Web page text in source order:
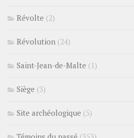
Révolte (2)
Révolution (24)
Saint-Jean-de-Malte (1)
Siège (3)
Site archéologique (5)